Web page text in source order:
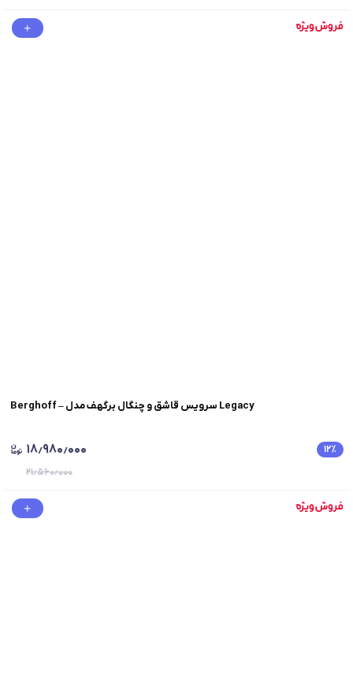
Berghoff – سرویس قاشق و چنگال برگهف مدل Legacy
۱۲٪ ۱۸٫۹۸۰٫۰۰۰
۲۱٫۵۶۰٫۰۰۰